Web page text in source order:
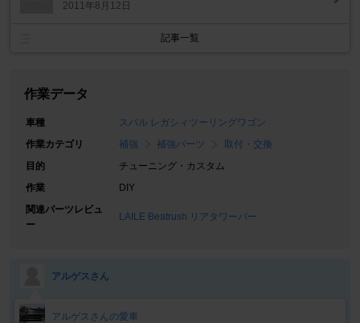
2011年8月12日
記事一覧
作業データ
車種
スバル レガシィツーリングワゴン
作業カテゴリ
補強 補強パーツ
取付・交換
目的
チューニング・カスタム
作業
DIY
関連パーツレビュ
ー
LAILE Beatrush リアタワーバー
アルゲスさん
アルゲスさんの愛車